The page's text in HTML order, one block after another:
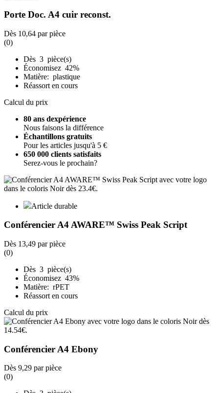
Porte Doc. A4 cuir reconst.
Dès 10,64 par pièce
(0)
Dès 3 pièce(s)
Économisez 42%
Matière: plastique
Réassort en cours
Calcul du prix
80 ans dexpérience
Nous faisons la différence
Échantillons gratuits
Pour les articles jusqu'à 5 €
650 000 clients satisfaits
Serez-vous le prochain?
Article durable
Conférencier A4 AWARE™ Swiss Peak Script
Dès 13,49 par pièce
(0)
Dès 3 pièce(s)
Économisez 43%
Matière: rPET
Réassort en cours
Calcul du prix
Conférencier A4 Ebony
Dès 9,29 par pièce
(0)